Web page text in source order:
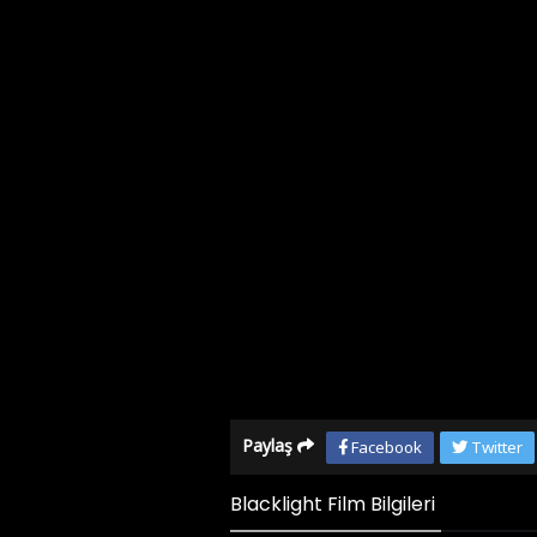
Paylaş Facebook Twitter
Blacklight Film Bilgileri